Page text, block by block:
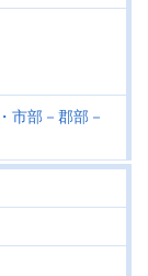
市部－郡部－